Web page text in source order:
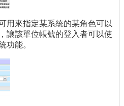
用來指定某系統的某角色可以
讓該單位帳號的登入者可以使
功能。